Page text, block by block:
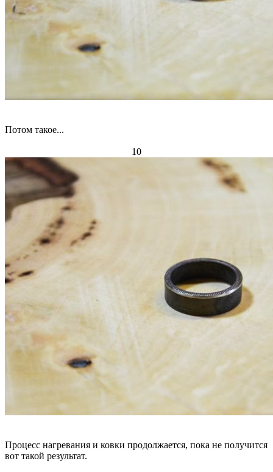
Потом такое...
10
Процесс нагревания и ковки продолжается, пока не получится
вот такой результат.